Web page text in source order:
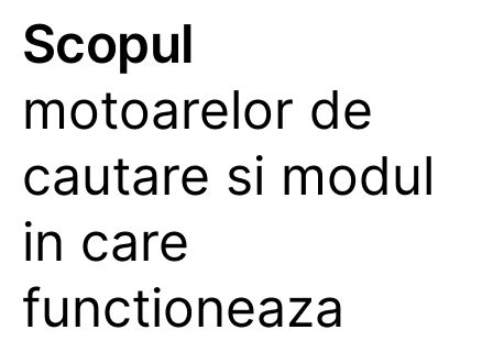
Scopul
motoarelor de
cautare si modul
in care
functioneaza